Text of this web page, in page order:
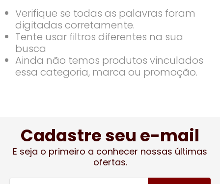
Verifique se todas as palavras foram
digitadas corretamente.
Tente usar filtros diferentes na sua
busca
Ainda não temos produtos vinculados
essa categoria, marca ou promoção.
Cadastre seu e-mail
E seja o primeiro a conhecer nossas últimas
ofertas.